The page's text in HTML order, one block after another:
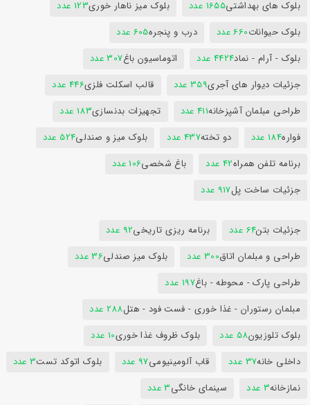
بلوک های بهداشتی1655 عدد بلوک میز ناهار خوری123 عدد
بلوک حیوانات660 عدد درب و پنجره605 عدد
بلوک - آرام - نماد4424 عدد اتوماسیون باغ307 عدد
جزئیات دیوار های آجری359 عدد قالب اسکلت فلزی446 عدد
طراحی مبلمان آشپزخانه411 عدد تجهیزات بدنسازی183 عدد
فواره184 عدد دو تخته437 عدد بلوک میز و صندلی524 عدد
برنامه تلفن همراه42 عدد باغ شخصی106 عدد
جزئیات ساخت پل917 عدد
جزئیات بتن64 عدد برنامه ریزی تاریخی92 عدد
طراحی و مبلمان اتاق300 عدد بلوک میز صندلی36 عدد
طراحی پارک - محوطه - باغ197 عدد
مبلمان رستوران - غذا خوری - فست فود - هتل288 عدد
بلوک تلوزیون58 عدد بلوک ظروف غذا خوری10 عدد
داخلی خانه37 عدد قاب آلومینیومی97 عدد بلوک اتوکد تست3 عدد
نمازخانه3 عدد سینمای خانگی3 عدد